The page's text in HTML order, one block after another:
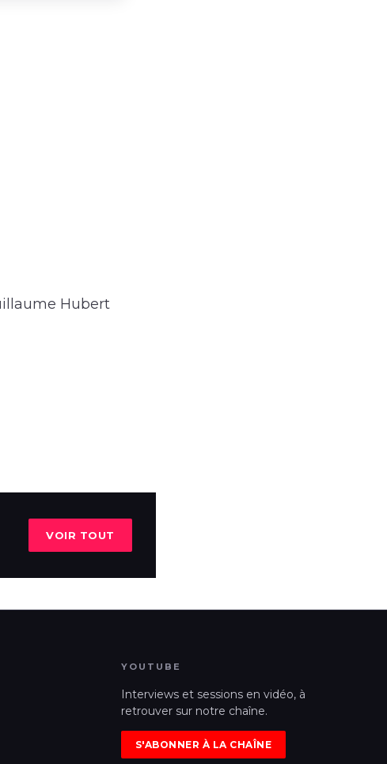
Hubert
VOIR TOUT
YOUTUBE
Interviews et sessions en vidéo, à
retrouver sur notre chaîne.
S'ABONNER À LA CHAÎNE